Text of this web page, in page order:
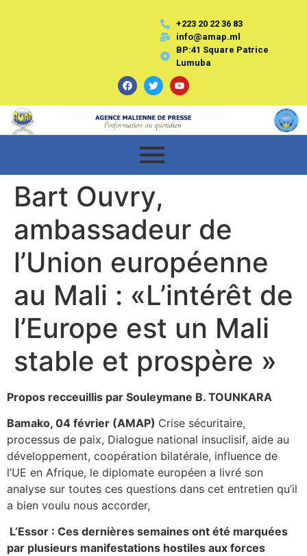
+223 20 22 36 83
info@amap.ml
BP:41 Square Patrice
Lumuba
Bart Ouvry,
ambassadeur de
l’Union européenne
au Mali : «L’intérêt de
l’Europe est un Mali
stable et prospère »
Propos recceuillis par Souleymane B. TOUNKARA
Bamako, 04 février (AMAP) Crise sécuritaire,
processus de paix, Dialogue national insuclisif, aide au
développement, coopération bilatérale, influence de
l’UE en Afrique, le diplomate européen a livré son
analyse sur toutes ces questions dans cet entretien qu’il
a bien voulu nous accorder,
L’Essor : Ces dernières semaines ont été marquées
par plusieurs manifestations hostiles aux forces